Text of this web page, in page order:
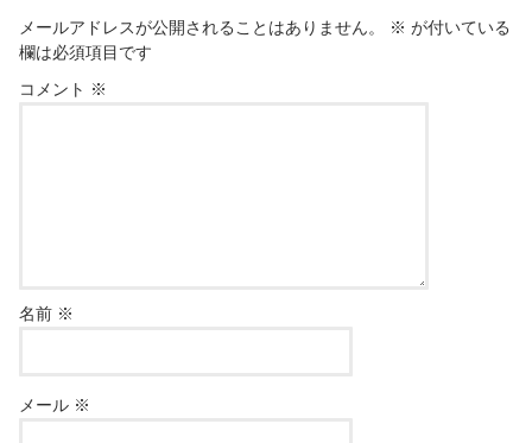
メールアドレスが公開されることはありません。 ※ が付いている
欄は必須項目です
コメント ※
名前 ※
メール ※